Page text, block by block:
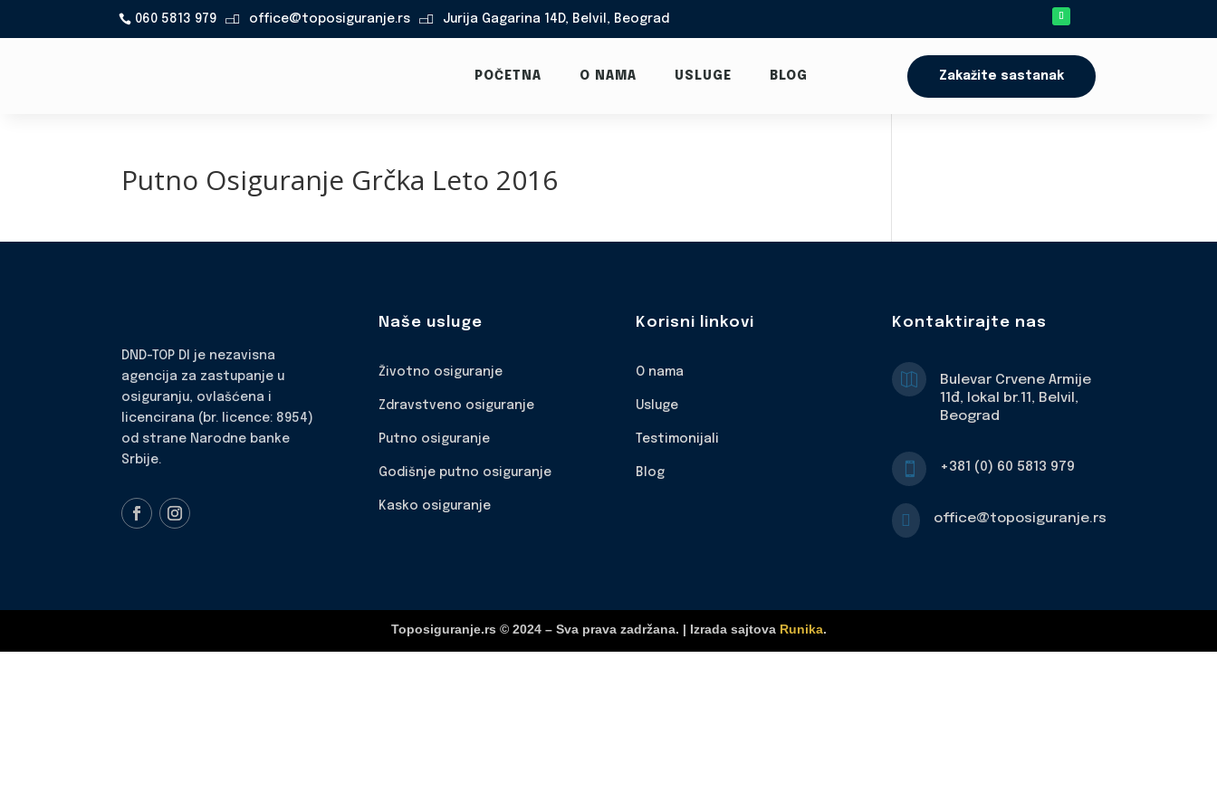
060 5813 979  office@toposiguranje.rs  Jurija Gagarina 14D, Belvil, Beograd
POČETNA O NAMA USLUGE BLOG Zakažite sastanak
Putno Osiguranje Grčka Leto 2016
DND-TOP DI je nezavisna
agencija za zastupanje u
osiguranju, ovlašćena i
licencirana (br. licence: 8954)
od strane Narodne banke
Srbije.
Naše usluge
Životno osiguranje
Zdravstveno osiguranje
Putno osiguranje
Godišnje putno osiguranje
Kasko osiguranje
Korisni linkovi
O nama
Usluge
Testimonijali
Blog
Kontaktirajte nas

Bulevar Crvene Armije
11đ, lokal br.11, Belvil,
Beograd
 +381 (0) 60 5813 979
 office@toposiguranje.rs
Toposiguranje.rs © 2024 – Sva prava zadržana. | Izrada sajtova Runika.